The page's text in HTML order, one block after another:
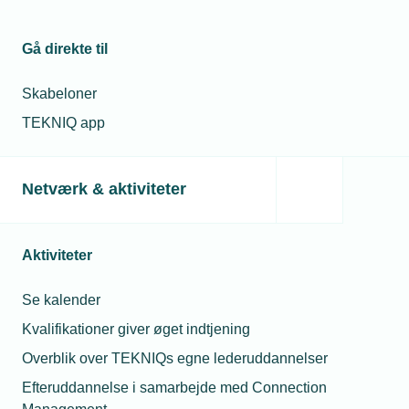
Gå direkte til
Skabeloner
TEKNIQ app
Netværk & aktiviteter
Aktiviteter
Se kalender
Kvalifikationer giver øget indtjening
Overblik over TEKNIQs egne lederuddannelser
Efteruddannelse i samarbejde med Connection
regler om
hjemmearbejde